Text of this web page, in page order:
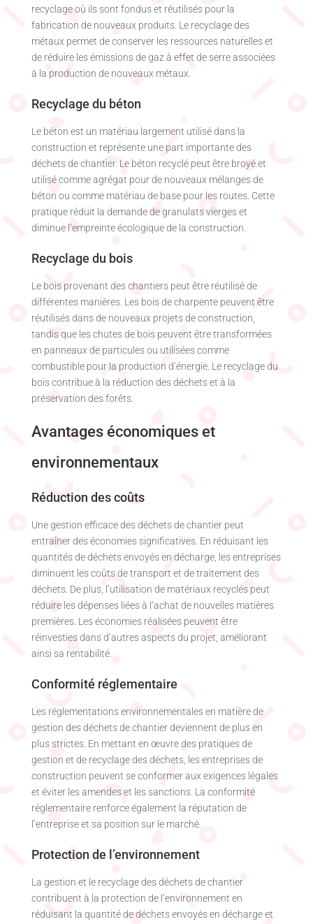
recyclage où ils sont fondus et réutilisés pour la
fabrication de nouveaux produits. Le recyclage des
métaux permet de conserver les ressources naturelles et
de réduire les émissions de gaz à effet de serre associées
à la production de nouveaux métaux.
Recyclage du béton
Le béton est un matériau largement utilisé dans la
construction et représente une part importante des
déchets de chantier. Le béton recyclé peut être broyé et
utilisé comme agrégat pour de nouveaux mélanges de
béton ou comme matériau de base pour les routes. Cette
pratique réduit la demande de granulats vierges et
diminue l’empreinte écologique de la construction.
Recyclage du bois
Le bois provenant des chantiers peut être réutilisé de
différentes manières. Les bois de charpente peuvent être
réutilisés dans de nouveaux projets de construction,
tandis que les chutes de bois peuvent être transformées
en panneaux de particules ou utilisées comme
combustible pour la production d’énergie. Le recyclage du
bois contribue à la réduction des déchets et à la
préservation des forêts.
Avantages économiques et
environnementaux
Réduction des coûts
Une gestion efficace des déchets de chantier peut
entraîner des économies significatives. En réduisant les
quantités de déchets envoyés en décharge, les entreprises
diminuent les coûts de transport et de traitement des
déchets. De plus, l’utilisation de matériaux recyclés peut
réduire les dépenses liées à l’achat de nouvelles matières
premières. Les économies réalisées peuvent être
réinvesties dans d’autres aspects du projet, améliorant
ainsi sa rentabilité.
Conformité réglementaire
Les réglementations environnementales en matière de
gestion des déchets de chantier deviennent de plus en
plus strictes. En mettant en œuvre des pratiques de
gestion et de recyclage des déchets, les entreprises de
construction peuvent se conformer aux exigences légales
et éviter les amendes et les sanctions. La conformité
réglementaire renforce également la réputation de
l’entreprise et sa position sur le marché.
Protection de l’environnement
La gestion et le recyclage des déchets de chantier
contribuent à la protection de l’environnement en
réduisant la quantité de déchets envoyés en décharge et